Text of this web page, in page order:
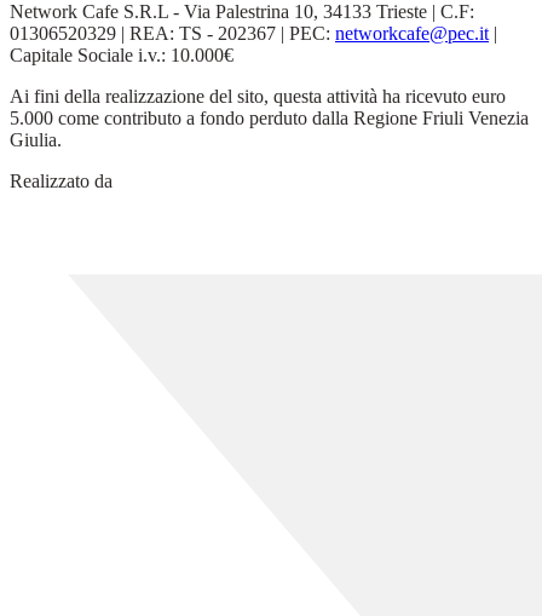
Network Cafe S.R.L - Via Palestrina 10, 34133 Trieste | C.F:
01306520329 | REA: TS - 202367 | PEC: networkcafe@pec.it|
Capitale Sociale i.v.: 10.000€
Ai fini della realizzazione del sito, questa attività ha ricevuto euro
5.000 come contributo a fondo perduto dalla Regione Friuli Venezia
Giulia.
Realizzato da